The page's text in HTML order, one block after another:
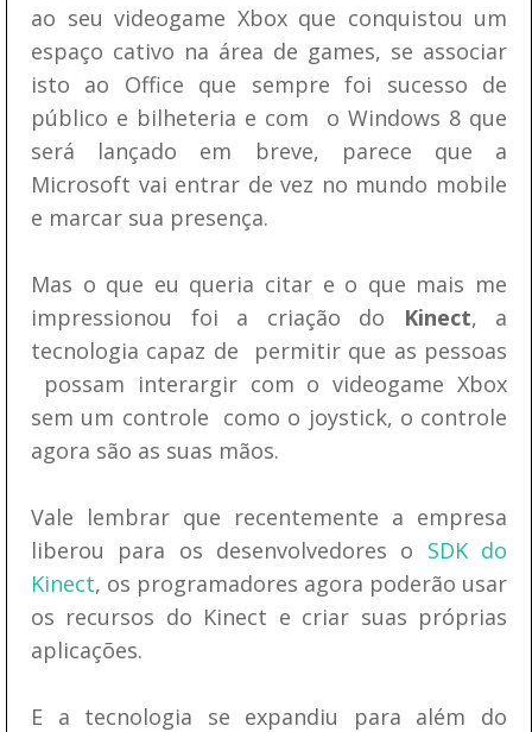
ao seu videogame Xbox que conquistou um
espaço cativo na área de games, se associar
isto ao Office que sempre foi sucesso de
público e bilheteria e com o Windows 8 que
será lançado em breve, parece que a
Microsoft vai entrar de vez no mundo mobile
e marcar sua presença.
Mas o que eu queria citar e o que mais me
impressionou foi a criação do
Kinect, a
tecnologia capaz de permitir que as pessoas
possam interargir com o videogame Xbox
sem um controle como o joystick, o controle
agora são as suas mãos.
Vale lembrar que recentemente a empresa
liberou para os desenvolvedores o SDK do
Kinect, os programadores agora poderão usar
os recursos do Kinect e criar suas próprias
aplicações.
E a tecnologia se expandiu para além do